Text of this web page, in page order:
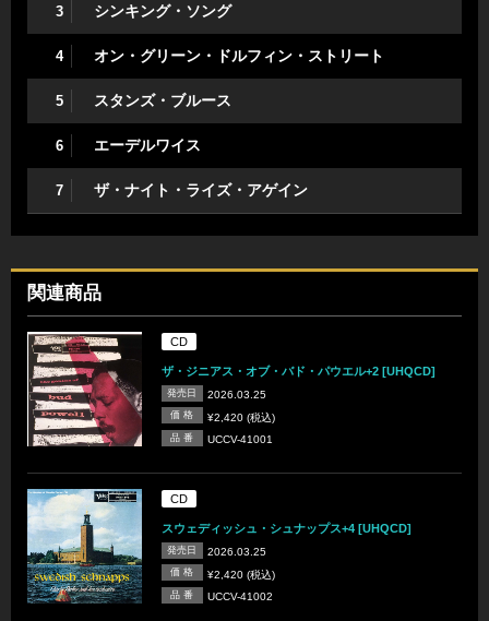
3 シンキング・ソング
4 オン・グリーン・ドルフィン・ストリート
5 スタンズ・ブルース
6 エーデルワイス
7 ザ・ナイト・ライズ・アゲイン
関連商品
CD
ザ・ジニアス・オブ・バド・パウエル+2 [UHQCD]
発売日 2026.03.25
価 格 ¥2,420 (税込)
品 番 UCCV-41001
CD
スウェディッシュ・シュナップス+4 [UHQCD]
発売日 2026.03.25
価 格 ¥2,420 (税込)
品 番 UCCV-41002